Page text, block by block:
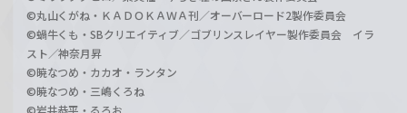
©丸山くがね・ＫＡＤＯＫＡＷＡ刊／オーバーロード2製作委員会
©蝸牛くも・SBクリエイティブ／ゴブリンスレイヤー製作委員会 イラ
スト／神奈月昇
©暁なつめ・カカオ・ランタン
©暁なつめ・三嶋くろね
©岩井恭平・るろお